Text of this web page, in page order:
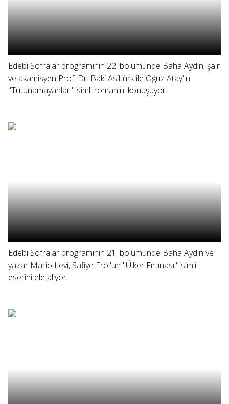
Edebi Sofralar programının 22. bölümünde Baha Aydın, şair
ve akamisyen Prof. Dr. Baki Asiltürk ile Oğuz Atay'ın
"Tutunamayanlar" isimli romanını konuşuyor.
Edebi Sofralar programının 21. bölümünde Baha Aydın ve
yazar Mario Levi, Safiye Erol'un "Ülker Fırtınası" isimli
eserini ele alıyor.